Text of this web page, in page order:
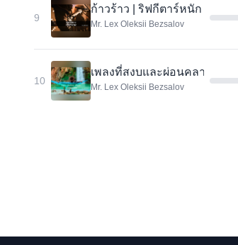
9
ก้าวร้าว | ริฟกีตาร์หนัก
Mr. Lex Oleksii Bezsalov
10
เพลงที่สงบและผ่อนคลาย | ธุร
Mr. Lex Oleksii Bezsalov